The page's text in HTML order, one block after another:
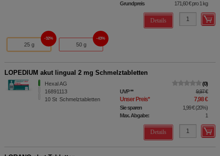
Grundpreis
171,60 €pro 1 kg
Details
25 g
32%
50 g
43%
LOPEDIUM akut lingual 2 mg Schmelztabletten
Hexal AG
16891113
10 St Schmelztabletten
0
UVP** 9,97 €
Unser Preis* 7,98 €
Sie sparen 1,99 €(20%)
Max. Abgabe:
1
Details